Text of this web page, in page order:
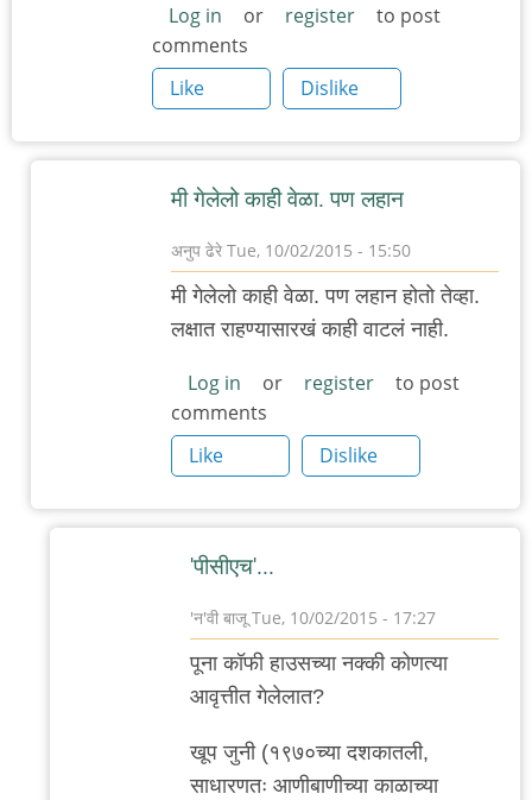
Log in or register
to post
comments
Like
Dislike
मी गेलेलो काही वेळा. पण लहान
अनुप ढेरे Tue, 10/02/2015 - 15:50
In
डेक्कनला
असलेल्या
(कै)
पूना
by
मी गेलेलो काही वेळा. पण लहान होतो तेव्हा.
लक्षात राहण्यासारखं काही वाटलं नाही.
Log in or register
to post
comments
Like
Dislike
'पीसीएच'...
'न'वी बाजूTue, 10/02/2015 - 17:27
In
reply
मी
गेलेलो
पूना कॉफी हाउसच्या नक्की कोणत्या
आवृत्तीत गेलेलात?
खूप जुनी (१९७०च्या दशकातली,
साधारणतः आणीबाणीच्या काळाच्या